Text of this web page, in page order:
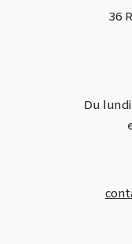
36
Du lundi